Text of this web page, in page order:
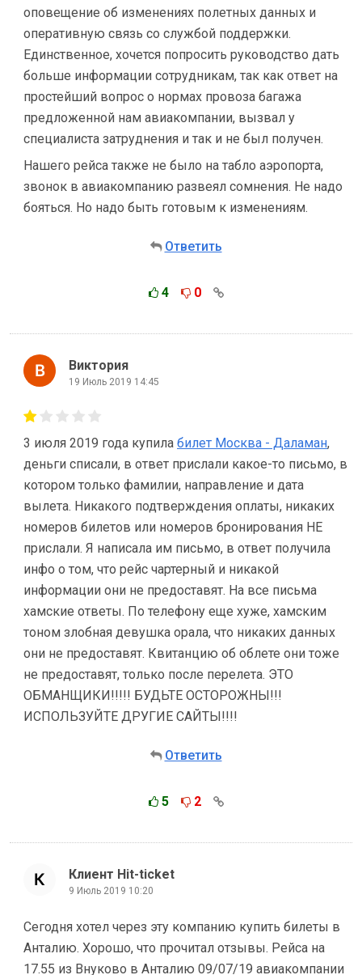
оповещение об изменениях полетных данных и
оперативную связь со службой поддержки.
Единственное, хочется попросить руководство дать
больше информации сотрудникам, так как ответ на
простейший вопрос о нормах провоза багажа
предложенной нам авиакомпании, вызвал у
специалиста затруднения и так и не был получен.
Нашего рейса также не было на табло аэропорта,
звонок в авиакомпанию развеял сомнения. Не надо
бояться. Но надо быть готовым к изменениям.
Ответить
4 0
Виктория
19 Июль 2019 14:45
3 июля 2019 года купила билет Москва - Даламан,
деньги списали, в ответ прислали какое-то письмо, в
котором только фамилии, направление и дата
вылета. Никакого подтверждения оплаты, никаких
номеров билетов или номеров бронирования НЕ
прислали. Я написала им письмо, в ответ получила
инфо о том, что рейс чартерный и никакой
информации они не предоставят. На все письма
хамские ответы. По телефону еще хуже, хамским
тоном злобная девушка орала, что никаких данных
они не предоставят. Квитанцию об облете они тоже
не предоставят, только после перелета. ЭТО
ОБМАНЩИКИ!!!!! БУДЬТЕ ОСТОРОЖНЫ!!!
ИСПОЛЬЗУЙТЕ ДРУГИЕ САЙТЫ!!!!
Ответить
5 2
Клиент Hit-ticket
9 Июль 2019 10:20
Сегодня хотел через эту компанию купить билеты в
Анталию. Хорошо, что прочитал отзывы. Рейса на
17.55 из Внуково в Анталию 09/07/19 авиакомпании